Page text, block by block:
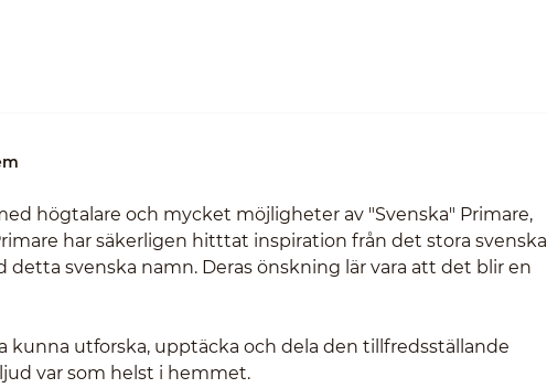
högtalare och mycket möjligheter av "Svenska" Primare,
har säkerligen hitttat inspiration från det stora svenska
svenska namn. Deras önskning lär vara att det blir en
utforska, upptäcka och dela den tillfredsställande
var som helst i hemmet.